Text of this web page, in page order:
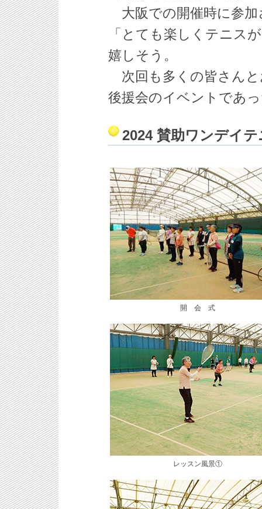
大阪での開催時に参加
「とても楽しくテニス
嬉しそう。
次回も多くの皆さん
後援会のイベントであ
2024 賛助ワンデイ
開 会 式
レッスン風景①